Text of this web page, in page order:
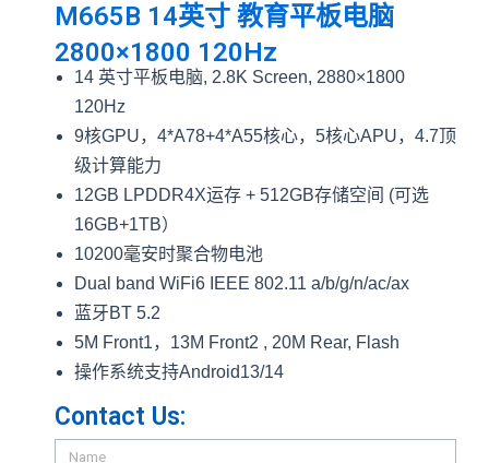
M665B 14英寸 教育平板电脑
2800×1800 120Hz
14 英寸平板电脑, 2.8K Screen, 2880×1800
120Hz
9核GPU，4*A78+4*A55核心，5核心APU，4.7顶
级计算能力
12GB LPDDR4X运存 + 512GB存储空间 (可选
16GB+1TB）
10200毫安时聚合物电池
Dual band WiFi6 IEEE 802.11 a/b/g/n/ac/ax
蓝牙BT 5.2
5M Front1，13M Front2 , 20M Rear, Flash
操作系统支持Android13/14
Contact Us: